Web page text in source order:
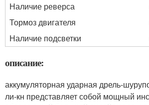
Наличие реверса
Тормоз двигателя
Наличие подсветки
описание:
аккумуляторная ударная дрель-
ли-кн представляет собой мощный